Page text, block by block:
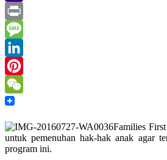
Yahoo
Mail
Print
Message
LinkedIn
Pinterest
WeChat
Families
untuk pemenuhan hak-hak anak agar
program ini.